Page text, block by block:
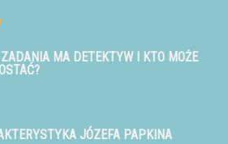
MA DETEKTYW I KTO MOŻE
JÓZEFA PAPKINA